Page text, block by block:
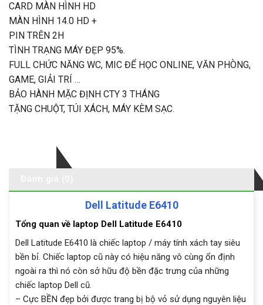
CARD MÀN HÌNH HD
MÀN HÌNH 14.0 HD +
PIN TRÊN 2H
TÌNH TRẠNG MÁY ĐẸP 95%.
FULL CHỨC NĂNG WC, MIC ĐỂ HỌC ONLINE, VĂN PHÒNG,
GAME, GIẢI TRÍ …
BẢO HÀNH MẶC ĐỊNH CTY 3 THÁNG
TẶNG CHUỘT, TÚI XÁCH, MÁY KÈM SẠC.
Dell Latitude E6410
Tổng quan về laptop Dell Latitude E6410
Dell Latitude E6410 là chiếc laptop / máy tính xách tay siêu
bền bỉ. Chiếc laptop cũ này có hiệu năng vô cùng ổn định
ngoài ra thì nó còn sở hữu độ bền đặc trưng của những
chiếc laptop Dell cũ.
– Cực BỀN đẹp bởi được trang bị bộ vỏ sử dụng nguyên liệu